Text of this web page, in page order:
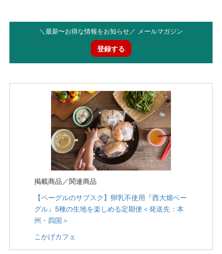
＼最新〜お得な情報をお知らせ／ メールマガジン
登録する
掲載商品／関連商品
【ベーグルのサブスク】卵乳不使用『西大畑ベー
グル』5種の生地を楽しめる定期便＜発送先：本
州・四国＞
こかげカフェ